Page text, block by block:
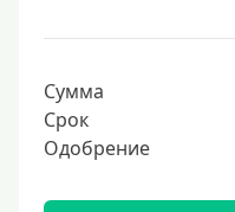
Сумма
Срок
Одобрение